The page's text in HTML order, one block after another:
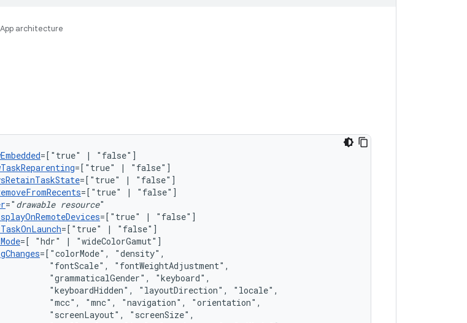
App architecture
=["true" |
=["true" |
=["true" |
=["true" |
=" drawable resource
=["true" |
=["true" |
=[ "hdr" |
=["colorMode",
"fontScale",
"grammaticalGender",
"keyboardHidden",
"layoutDirection",
"mcc",
"mnc", "navigation",
"screenLayout",